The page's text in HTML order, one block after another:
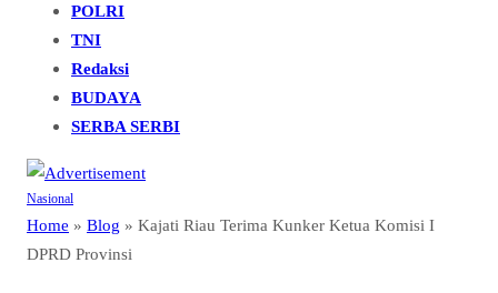
POLRI
TNI
Redaksi
BUDAYA
SERBA SERBI
Nasional
Home » Blog » Kajati Riau Terima Kunker Ketua Komisi I
DPRD Provinsi